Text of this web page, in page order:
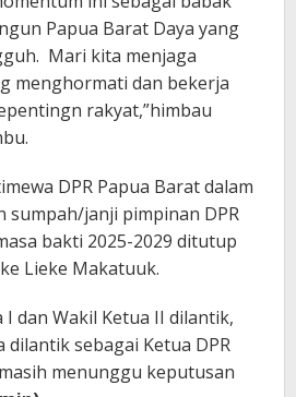
Papua Barat Daya yang
Mari kita menjaga
menghormati dan bekerja
rakyat,”himbau
DPR Papua Barat dalam
sumpah/janji pimpinan DPR
bakti 2025-2029 ditutup
Lieke Makatuuk.
I dan Wakil Ketua II dilantik,
dilantik sebagai Ketua DPR
menunggu keputusan